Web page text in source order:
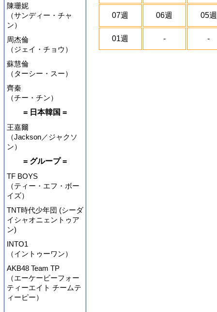
陳珊妮
（サンディー・チャ
ン）
周杰倫
（ジェイ・チョウ）
蘇慧倫
（ターシー・スー）
齊秦
（チー・チン）
= 日本韓国 =
王嘉爾
（Jackson／ジャクソ
ン）
= グループ =
TF BOYS
（ティー・エフ・ボー
イズ）
TNT時代少年団 (シーダ
イシャオニェントゥア
ン)
INTO1
（イントゥーワン）
AKB48 Team TP
（エーケービーフォー
ティーエイト チームテ
ィーピー）
07週 06週 05週
01週 - -